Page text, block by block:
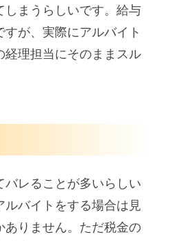
まうらしいです。給与
が、実際にアルバイト
経理担当にそのままスル
レることが多いらしい
バイトをする場合は見
りません。ただ税金の